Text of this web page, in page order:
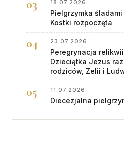
18.07.2026
Pielgrzymka śladami
Kostki rozpoczęta
23.07.2026
Peregrynacja
Dzieciątka Jezus
rodziców, Zelii i
11.07.2026
Diecezjalna